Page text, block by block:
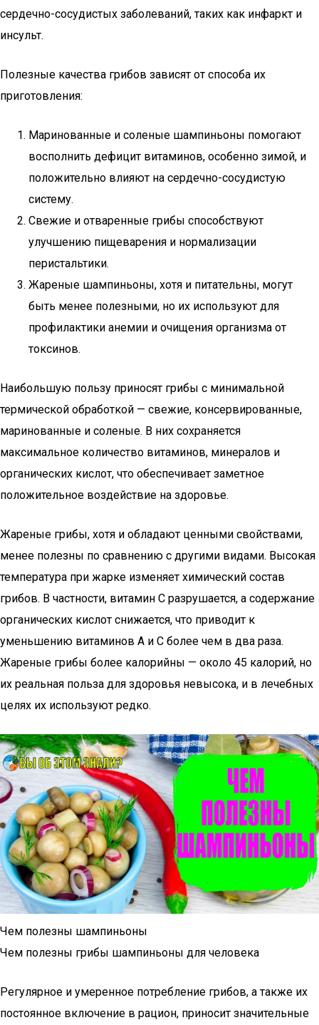
сердечно-сосудистых заболеваний, таких как инфаркт и
инсульт.
Полезные качества грибов зависят от способа их
приготовления:
Маринованные и соленые шампиньоны помогают
восполнить дефицит витаминов, особенно зимой, и
положительно влияют на сердечно-сосудистую
систему.
Свежие и отваренные грибы способствуют
улучшению пищеварения и нормализации
перистальтики.
Жареные шампиньоны, хотя и питательны, могут
быть менее полезными, но их используют для
профилактики анемии и очищения организма от
токсинов.
Наибольшую пользу приносят грибы с минимальной
термической обработкой — свежие, консервированные,
маринованные и соленые. В них сохраняется
максимальное количество витаминов, минералов и
органических кислот, что обеспечивает заметное
положительное воздействие на здоровье.
Жареные грибы, хотя и обладают ценными свойствами,
менее полезны по сравнению с другими видами. Высокая
температура при жарке изменяет химический состав
грибов. В частности, витамин С разрушается, а содержание
органических кислот снижается, что приводит к
уменьшению витаминов А и С более чем в два раза.
Жареные грибы более калорийны — около 45 калорий, но
их реальная польза для здоровья невысока, и в лечебных
целях их используют редко.
Чем полезны шампиньоны
Чем полезны грибы шампиньоны для человека
Регулярное и умеренное потребление грибов, а также их
постоянное включение в рацион, приносит значительные